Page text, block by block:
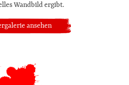
Wandbild ergibt.
ansehen